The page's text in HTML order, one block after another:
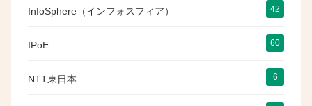
InfoSphere（インフォスフィア） 42
IPoE 60
NTT東日本 6